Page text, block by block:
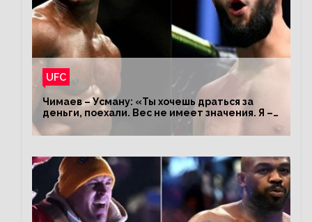
UFC
Чимаев – Усману: «Ты хочешь драться за
деньги, поехали. Вес не имеет значения. Я –
король»